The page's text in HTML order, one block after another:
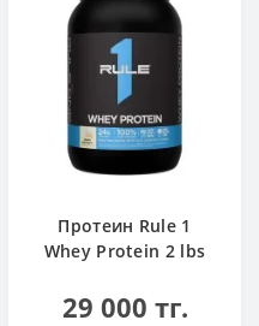
Протеин Rule 1
Whey Protein 2 lbs
Мороженое
29 000 тг.